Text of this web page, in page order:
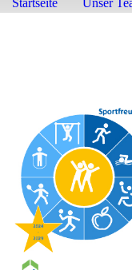
Startseite Unser